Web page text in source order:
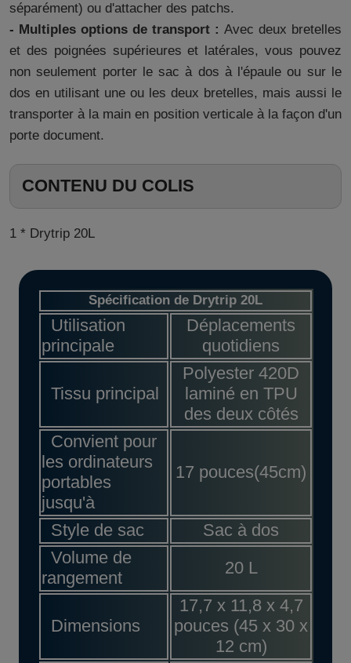
séparément) ou d'attacher des patchs.
- Multiples options de transport : Avec deux bretelles
et des poignées supérieures et latérales, vous pouvez
non seulement porter le sac à dos à l'épaule ou sur le
dos en utilisant une ou les deux bretelles, mais aussi le
transporter à la main en position verticale à la façon d'un
porte document.
CONTENU DU COLIS
1 * Drytrip 20L
Spécification de Drytrip 20L
Utilisation
principale
Déplacements
quotidiens
Tissu principal
Polyester 420D
laminé en TPU
des deux côtés
Convient pour
les ordinateurs
portables
jusqu'à
17 pouces(45cm)
Style de sac
Sac à dos
Volume de
rangement
20 L
Dimensions
17,7 x 11,8 x 4,7
pouces (45 x 30 x
12 cm)